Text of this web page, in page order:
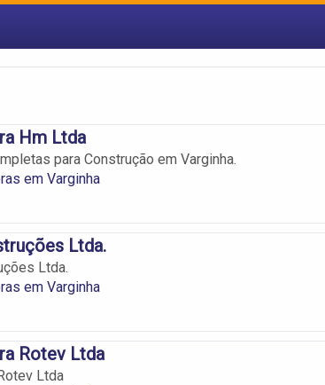
Hm Ltda
para Construção em Varginha.
em Varginha
Ltda.
Ltda.
em Varginha
Rotev Ltda
Ltda